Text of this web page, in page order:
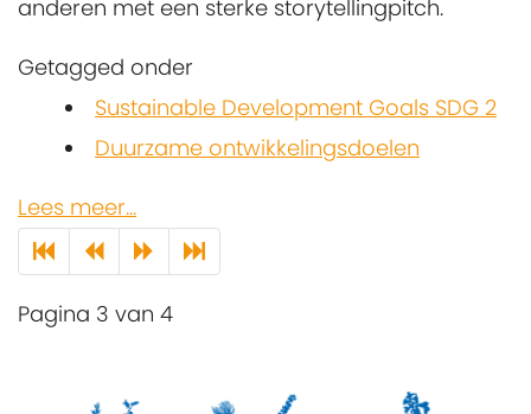
anderen met een sterke storytellingpitch.
Getagged onder
Sustainable Development Goals SDG 2
Duurzame ontwikkelingsdoelen
Lees meer...
Pagina 3 van 4